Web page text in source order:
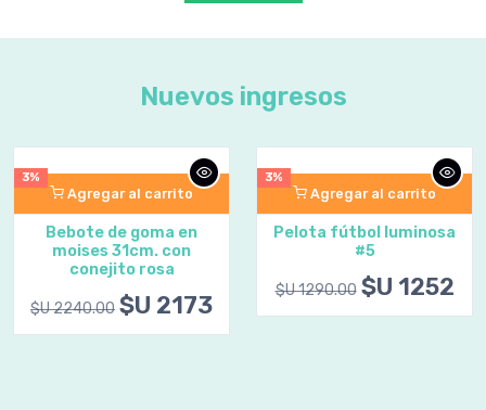
Nuevos ingresos
3%
Agregar al carrito
Bebote de goma en
moises 31cm. con
conejito rosa
$U 2240.00 $U 2173
3%
Agregar al carrito
Pelota fútbol luminosa
#5
$U 1290.00 $U 1252